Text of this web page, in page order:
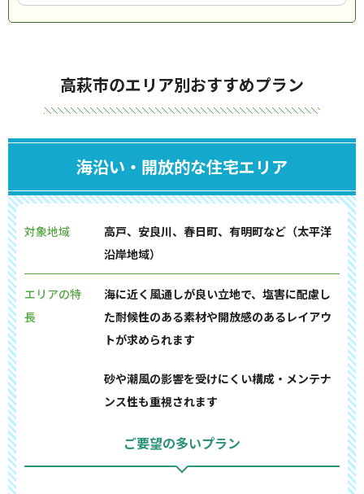
高萩市のエリア別おすすめプラン
海沿い・開放的な住宅エリア
対象地域
高戸、安良川、春日町、有明町など（太平洋
沿岸地域）
エリアの特
長
海に近く風通しが良い立地で、塩害に配慮し
た耐候性のある素材や開放感のあるレイアウ
トが求められます
砂や潮風の影響を受けにくい構成・メンテナ
ンス性も重視されます
ご要望の多いプラン